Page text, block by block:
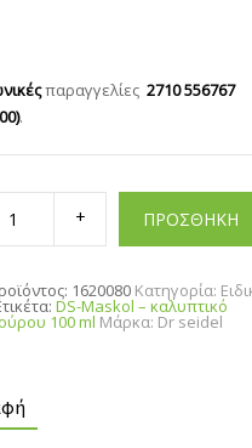
παραγγελίες 2710 556767
.
ΠΡΟΣΘΗΚΗ
1620080 Κατηγορία:
DS-Maskol – καλυπτικό
100 ml Μάρκα: Dr seidel